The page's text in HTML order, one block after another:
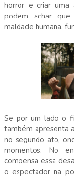
horror e criar uma
podem achar
maldade humana,
Se por um lado o
também apresenta
no segundo ato,
momentos. No
compensa essa
o espectador na